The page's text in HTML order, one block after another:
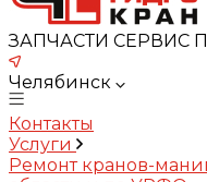
ЗАПЧАСТИ СЕРВИС
Челябинск
Контакты
Услуги
Ремонт кранов-